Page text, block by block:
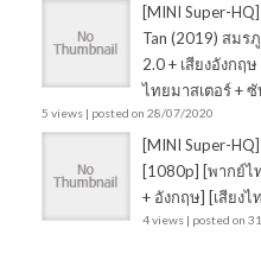
[MINI Super-
Tan (2019) สมร
2.0 + เสียงอังกฤ
ไทยมาสเตอร์ + ซั
5 views | posted on 28/07/2020
[MINI Super-
[1080p] [พากย์ไ
+ อังกฤษ] [เสียงไ
4 views | posted on